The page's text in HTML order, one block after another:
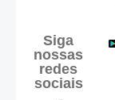
Siga
nossas
redes
sociais